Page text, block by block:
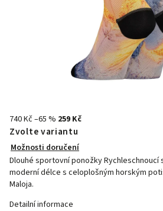
740 Kč–65 % 259 Kč
Zvolte variantu
Možnosti doručení
Dlouhé sportovní ponožky
moderní délce s celoplošným horským
Maloja.
Detailní informace